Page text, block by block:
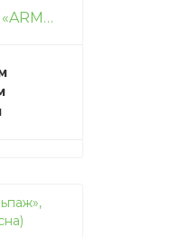
Шкаф для белья «ARMOIRETTE 2P», отделка: старение (сосна)